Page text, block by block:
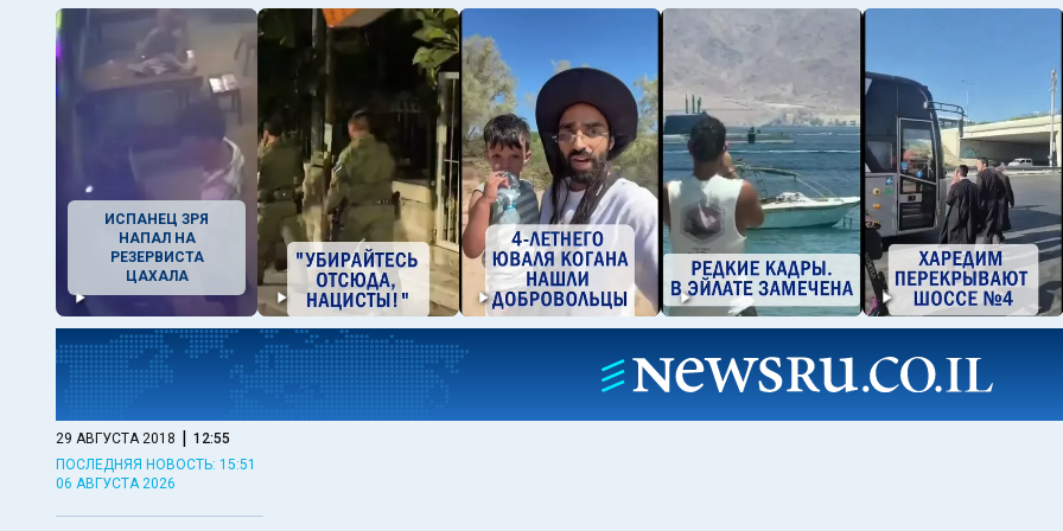
ИСПАНЕЦ ЗРЯ
НАПАЛ НА
РЕЗЕРВИСТА
ЦАХАЛА
29 АВГУСТА 2018 | 12:55
ПОСЛЕДНЯЯ НОВОСТЬ: 15:51
06 АВГУСТА 2026